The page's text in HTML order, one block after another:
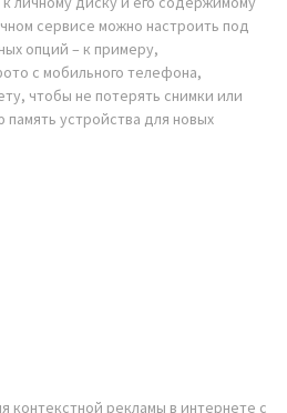
сервисе можно настроить под
опций – к примеру,
с мобильного телефона,
чтобы не потерять снимки или
устройства для новых
контекстной рекламы в интернете с